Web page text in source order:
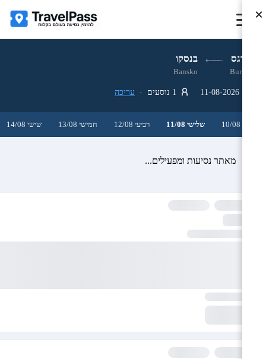
בורגס בנסקו
Burgas
Bansko
עריכה
שלישי 11/08 רביעי 12/08 חמישי 13/08 שישי 14/08
מאתר נסיעות ומפעילים...
×